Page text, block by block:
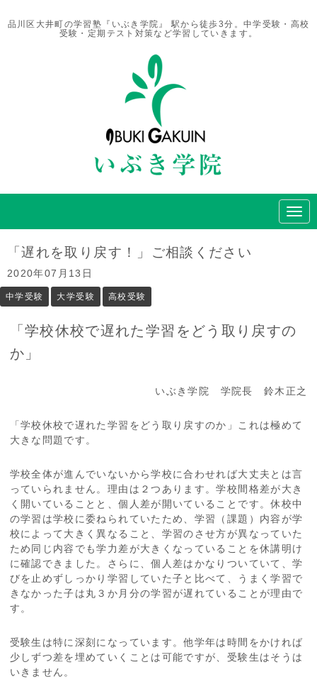
品川区大井町の学習塾『いぶき学院』 駅から徒歩3分。中学受験・高校
受験・定期テスト対策など学習していきます。
N
a
「遅れを取り戻す！」ご相談ください
2020年07月13日
中学受験 大学受験 高校受験
「学校休校で遅れた学習をどう取り戻すの
か」
いぶき学院 学院長 鈴木正之
「学校休校で遅れた学習をどう取り戻すのか」これは極めて
大きな問題です。
学校全体が進んでいないから学校に合わせれば大丈夫とは言
っていられません。理由は２つあります。学校間格差が大き
く開いていることと、個人差が開いていることです。休校中
の学習は学校に委ねられていたため、学習（課題）内容が学
校によって大きく異なること、学習のさせ方が異なっていた
ため同じ内容でも学力差が大きくなっていることを休講明け
に確認できました。さらに、個人差はかなりついていて、学
びを止めずしっかり学習していた子と比べて、うまく学習で
きなかった子は丸３か月分の学習が遅れていることが理由で
す。
受験生は特に深刻になっています。他学年は時間をかければ
少しずつ差を埋めていくことは可能ですが、受験生はそうは
いきません。